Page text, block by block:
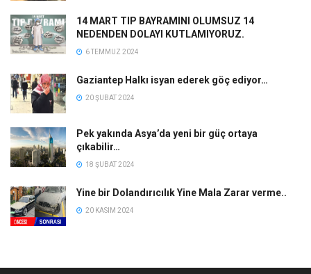
14 MART TIP BAYRAMINI OLUMSUZ 14
NEDENDEN DOLAYI KUTLAMIYORUZ.
6 TEMMUZ 2024
Gaziantep Halkı isyan ederek göç ediyor…
20 ŞUBAT 2024
Pek yakında Asya’da yeni bir güç ortaya
çıkabilir…
18 ŞUBAT 2024
Yine bir Dolandırıcılık Yine Mala Zarar verme..
20 KASIM 2024